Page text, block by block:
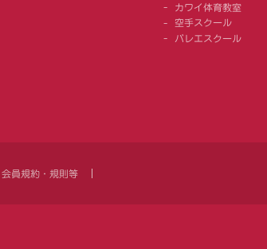
カワイ体育教室
空手スクール
バレエスクール
会員規約・規則等